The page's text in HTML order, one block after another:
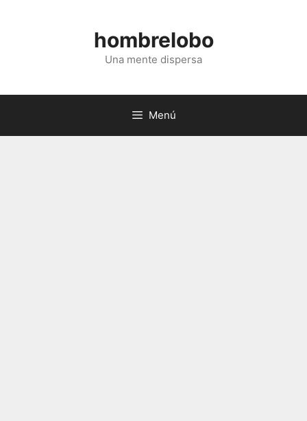
hombrelobo
Una mente dispersa
Menú